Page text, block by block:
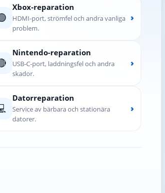
Xbox-reparation
HDMI-port, strömfel och andra vanliga
problem.
›
Nintendo-reparation
USB-C-port, laddningsfel och andra
skador.
›
Datorreparation
Service av bärbara och stationära
datorer.
›